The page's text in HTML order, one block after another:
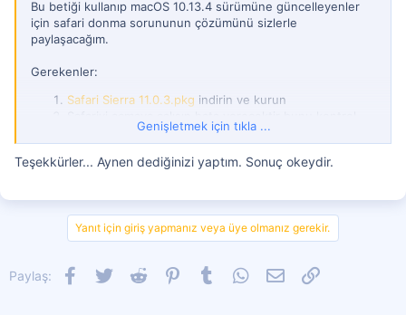
Bu betiği kullanıp macOS 10.13.4 sürümüne güncelleyenler
için safari donma sorununun çözümünü sizlerle
paylaşacağım.
Gerekenler:
Safari Sierra 11.0.3.pkg indirin ve kurun
Tekrar bu betiği kullanarak 10.13.4 sürümüne combo
update olarak güncelleyin
Genişletmek için tıkla ...
Teşekkürler... Aynen dediğinizi yaptım. Sonuç okeydir.
Yanıt için giriş yapmanız veya üye olmanız gerekir.
Paylaş: Facebook
Twitter Reddit PinterestTumblr WhatsApp
E-postaLink